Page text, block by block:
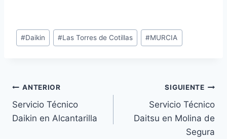
Etiquetas
de
#Daikin #Las Torres de Cotillas #MURCIA
Navegación
de
ANTERIOR
Servicio Técnico
Daikin en Alcantarilla
SIGUIENTE
Servicio Técnico
Daitsu en Molina de
Segura